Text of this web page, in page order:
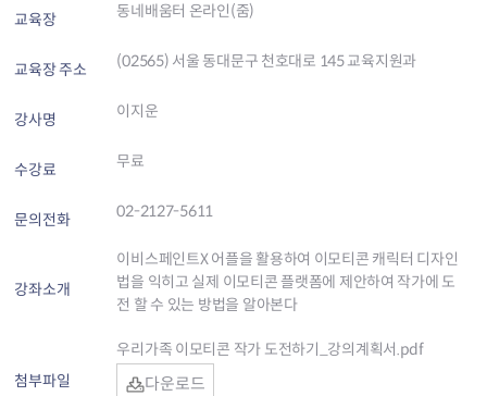
교육장 동네배움터 온라인(줌)
교육장 주소 (02565) 서울 동대문구 천호대로 145 교육지원과
강사명 이지운
수강료 무료
문의전화 02-2127-5611
강좌소개
이비스페인트X 어플을 활용하여 이모티콘 캐릭터 디자인
법을 익히고 실제 이모티콘 플랫폼에 제안하여 작가에 도
전 할 수 있는 방법을 알아본다
첨부파일
우리가족 이모티콘 작가 도전하기_강의계획서.pdf
다운로드